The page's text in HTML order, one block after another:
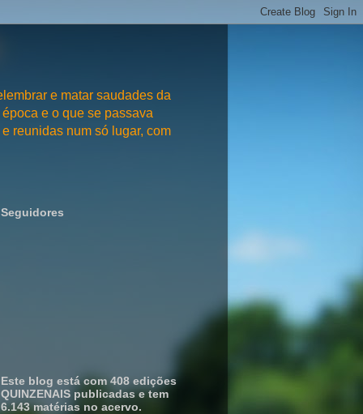
e matar saudades da
e o que se passava
reunidas num só lugar, com
Seguidores
Este blog está com 408 edições
QUINZENAIS publicadas e tem
6.143 matérias no acervo.